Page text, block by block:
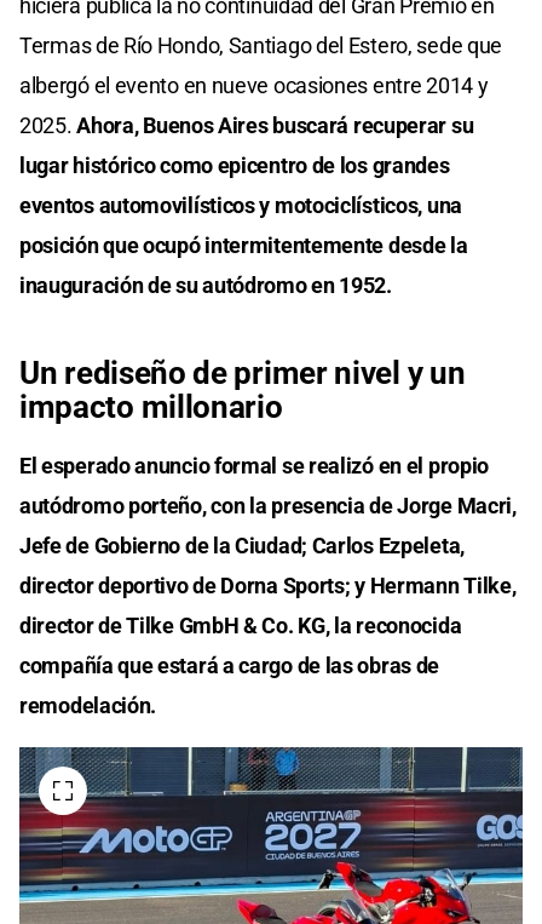
hiciera pública la no continuidad del Gran Premio en
Termas de Río Hondo, Santiago del Estero, sede que
albergó el evento en nueve ocasiones entre 2014 y
2025.Ahora, Buenos Aires buscará recuperar su
lugar histórico como epicentro de los grandes
eventos automovilísticos y motociclísticos, una
posición que ocupó intermitentemente desde la
inauguración de su autódromo en 1952.
Un rediseño de primer nivel y un
impacto millonario
El esperado anuncio formal se realizó en el propio
autódromo porteño, con la presencia de Jorge Macri,
Jefe de Gobierno de la Ciudad; Carlos Ezpeleta,
director deportivo de Dorna Sports; y Hermann Tilke,
director de Tilke GmbH & Co. KG, la reconocida
compañía que estará a cargo de las obras de
remodelación.